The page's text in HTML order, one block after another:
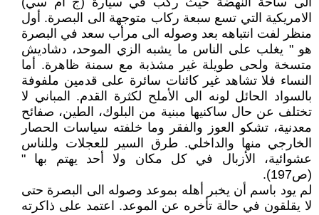
الامريكية التي تسع سبعة ركاب متوجهة الى البصرة. أول
منظر لفت انتباهه بعد وصوله الى مرأب سعد في البصرة
هو " يغلب على الناس ما يشبه الزي الموحد، دشاديش
متسخة ولحى طويلة غير مشذبة مع سمنة ظاهرة. أما
النساء فلا تشاهد غير كائنات سائرة على قدمين ملفوفة
بالسواد الحائل لونه الى الأملح لكثرة القدم. المباني لا
تختلف عن حال ساكنيها مبنية من البلوك، الطين، صفائح
معدنية، تشكو العوز والفقر وما خلفته سياسات الحصار
الخارجي منها والداخلي. طرق السير للعجلات وللناس
عشوائية، الأزبال في كل مكان ولا أحد يهتم بها "
(ص197).
لم يود باسم أن يخبر أهله بموعد وصوله الى البصرة حتى
لا يقلقون في حالة تأخره عن الموعد. اعتمد على ذاكرته